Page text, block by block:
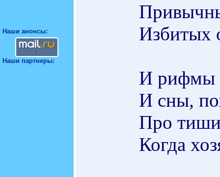
Наши анонсы:
Наши партнеры:
Избитых
И рифмы
И сны,
Про
Когда